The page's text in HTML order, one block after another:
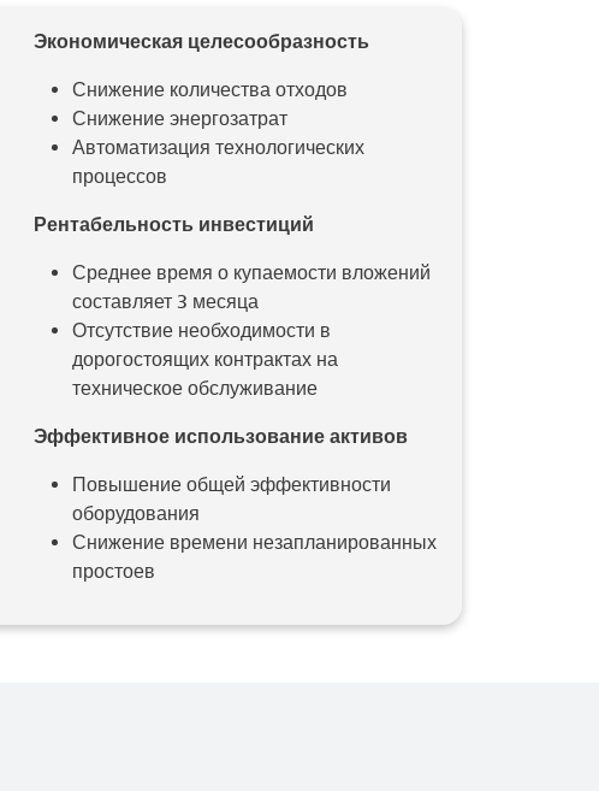
Экономическая целесообразность
Снижение количества отходов
Снижение энергозатрат
Автоматизация технологических
процессов
Рентабельность инвестиций
Среднее время о купаемости вложений
составляет 3 месяца
Отсутствие необходимости в
дорогостоящих контрактах на
техническое обслуживание
Эффективное использование активов
Повышение общей эффективности
оборудования
Снижение времени незапланированных
простоев